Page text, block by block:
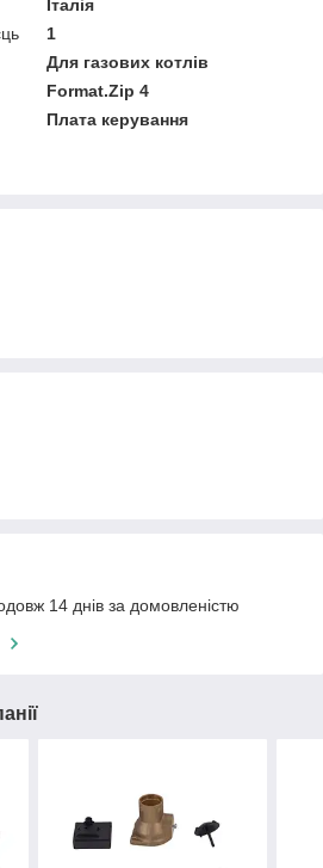
Італія
1
Для газових котлів
Format.Zip 4
Плата керування
14 днів за домовленістю